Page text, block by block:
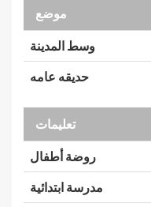
موضع
وسط المدينة
حديقه عامه
تعليمات
روضة أطفال
مدرسة ابتدائية